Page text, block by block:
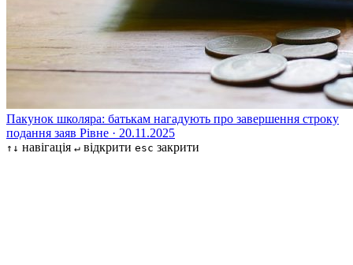
Пакунок школяра: батькам нагадують про завершення строку
подання заяв Рівне · 20.11.2025
↑↓ навігація ↵ відкрити esc закрити